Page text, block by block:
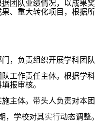
据团队业绩情况，以成
、重大转化项目，根据
门，负责组织开展学科
工作责任主体。 根据学
报审核。
主体。带头人负责对本
，学校对其实行动态调整